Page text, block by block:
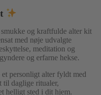
og kraftfulde alter kit
med nøje udvalgte
meditation og
og erfarne hekse.
personligt alter fyldt med
til daglige ritualer,
helligt sted i dit hjem.